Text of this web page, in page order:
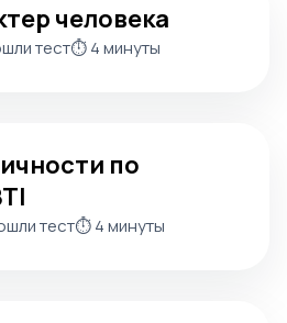
человека
тест⏱️ 4 минуты
по
тест⏱️ 4 минуты